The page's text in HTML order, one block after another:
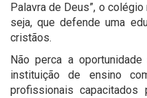
Palavra de Deus”, o
seja, que defende uma
cristãos.
Não perca a
instituição de ensino
profissionais capacitados